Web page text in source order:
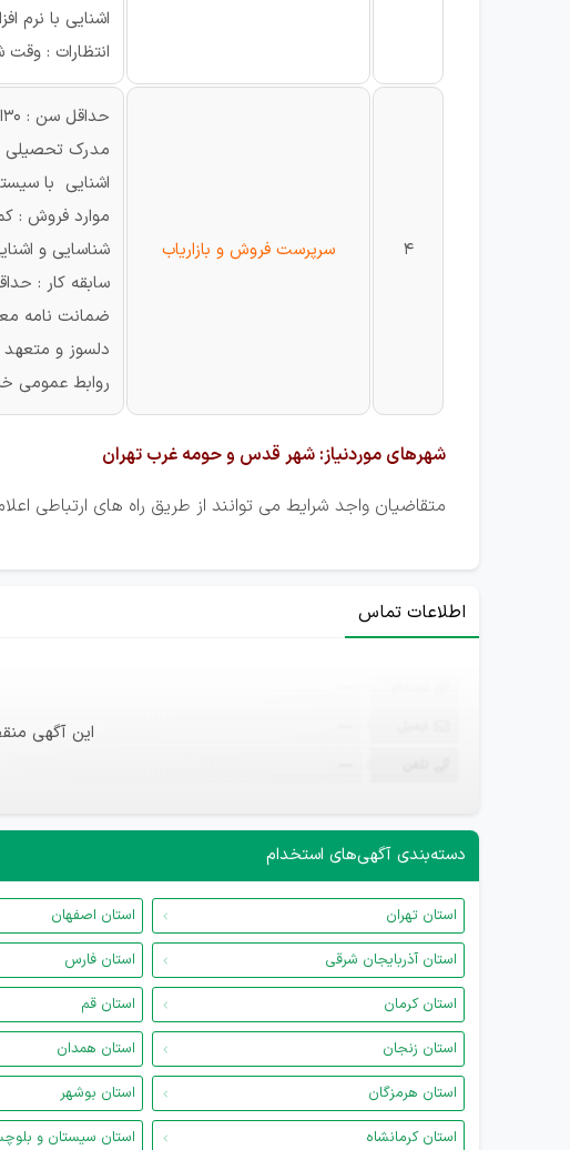
اشنایی با نرم
انتظارات :
4 سرپرست فروش و بازاریاب
حداقل سن : 30الی 40
مدرک تحصیلی
اشنایی با
موارد فروش :
شناسایی و
سابقه کار : حداقل 5 الی 10 سال سابقه درخشان در
ضمانت نامه
دلسوز و
روابط عمومی
شهرهای موردنیاز: شهر قدس و حومه غرب تهران
متقاضیان واجد شرایط می توانند از طریق راه های ارتباطی
اطلاعات تماس
این آگهی
دسته‌بندی آگهی‌های استخدام
استان تهران استان اصفهان
استان آذربایجان شرقی
استان فارس
استان کرمان
استان قم
استان زنجان
استان همدان
استان هرمزگان
استان بوشهر
استان کرمانشاه
استان سیستان و